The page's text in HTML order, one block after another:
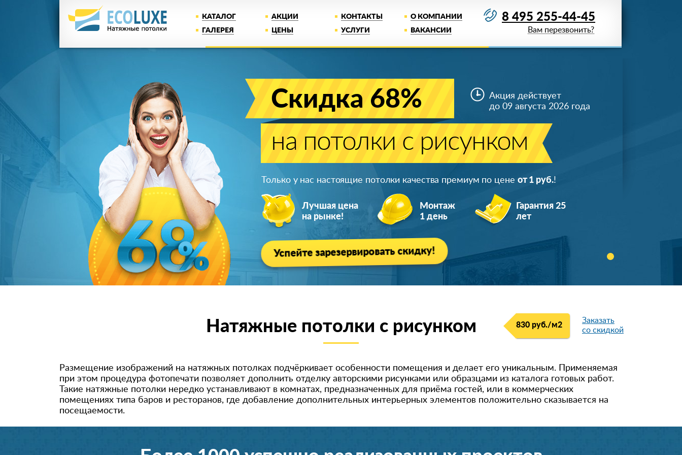
КАТАЛОГ АКЦИИ КОНТАКТЫ
О КОМПАНИИ
ГАЛЕРЕЯ
ЦЕНЫ УСЛУГИ ВАКАНСИИ
8 495 255-44-45
Вам перезвонить?
Скидка 68%
на потолки с рисунком
Акция действует
до 09 августа 2026 года
Только у нас настоящие потолки качества премиум по цене от 1 руб.!
Лучшая цена
на рынке!
Монтаж
1 день
Гарантия 25
лет
Успейте зарезервировать скидку!
830 руб./м2
Заказать
со скидкой
Натяжные потолки с рисунком
Размещение изображений на натяжных потолках подчёркивает особенности помещения и делает его уникальным. Применяемая
при этом процедура фотопечати позволяет дополнить отделку авторскими рисунками или образцами из каталога готовых работ.
Такие натяжные потолки нередко устанавливают в комнатах, предназначенных для приёма гостей, или в коммерческих
помещениях типа баров и ресторанов, где добавление дополнительных интерьерных элементов положительно сказывается на
посещаемости.